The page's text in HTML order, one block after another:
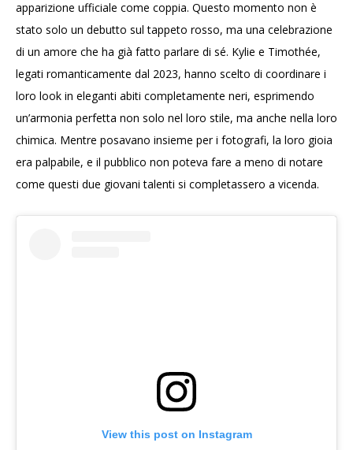
apparizione ufficiale come coppia. Questo momento non è
stato solo un debutto sul tappeto rosso, ma una celebrazione
di un amore che ha già fatto parlare di sé. Kylie e Timothée,
legati romanticamente dal 2023, hanno scelto di coordinare i
loro look in eleganti abiti completamente neri, esprimendo
un’armonia perfetta non solo nel loro stile, ma anche nella loro
chimica. Mentre posavano insieme per i fotografi, la loro gioia
era palpabile, e il pubblico non poteva fare a meno di notare
come questi due giovani talenti si completassero a vicenda.
View this post on Instagram